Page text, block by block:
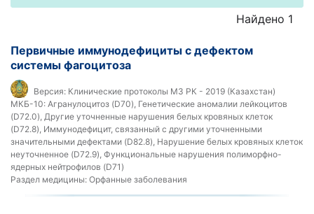
Найдено 1
Первичные иммунодефициты с дефектом
системы фагоцитоза
Версия: Клинические протоколы МЗ РК - 2019 (Казахстан)
МКБ-10: Агранулоцитоз (D70), Генетические аномалии лейкоцитов
(D72.0), Другие уточненные нарушения белых кровяных клеток
(D72.8), Иммунодефицит, связанный с другими уточненными
значительными дефектами (D82.8), Нарушение белых кровяных клеток
неуточненное (D72.9), Функциональные нарушения полиморфно-
ядерных нейтрофилов (D71)
Раздел медицины: Орфанные заболевания